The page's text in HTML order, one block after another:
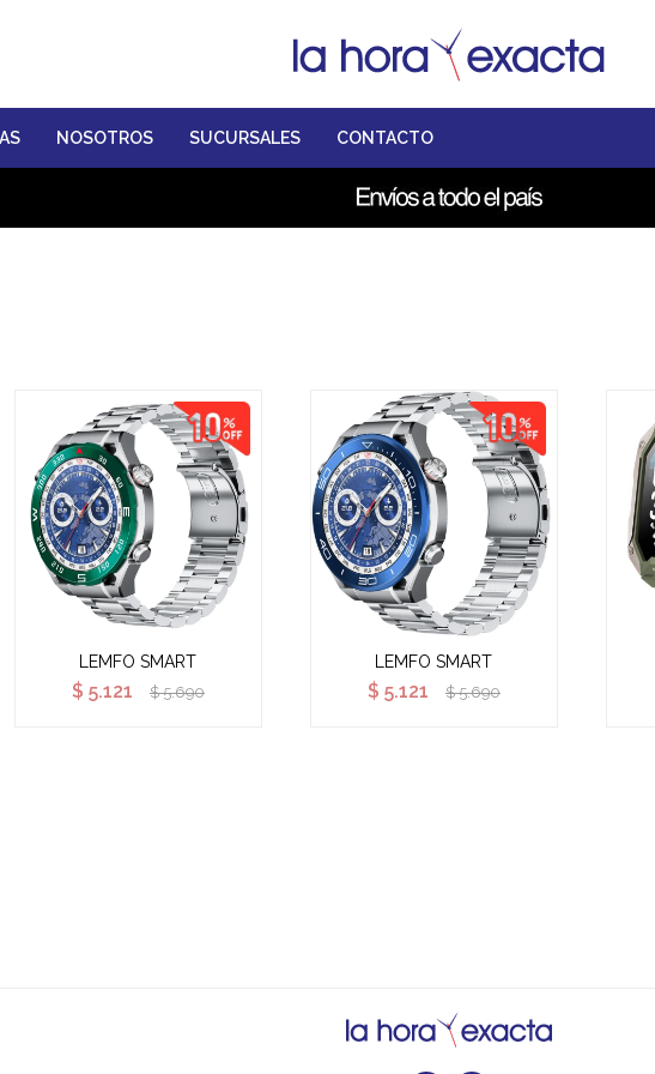
NOSOTROS SUCURSALES CONTACTO
LEMFO SMART
$ 5.121 $ 5.690
LEMFO SMART
$ 5.121 $ 5.690